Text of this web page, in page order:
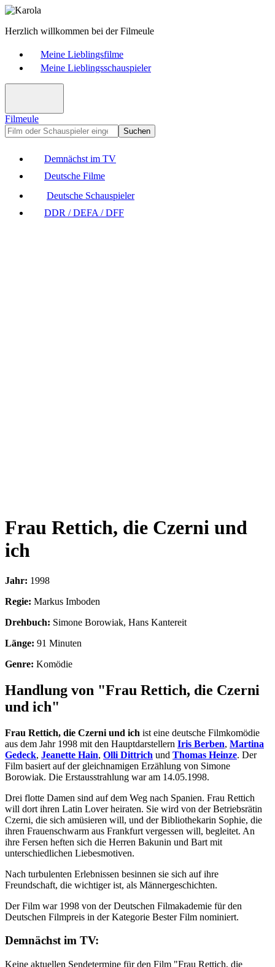
Herzlich willkommen bei der Filmeule
Meine Lieblingsfilme
Meine Lieblingsschauspieler
Filmeule
Suchen
Demnächst im TV
Deutsche Filme
Deutsche Schauspieler
DDR / DEFA / DFF
Frau Rettich, die Czerni und
ich
Jahr: 1998
Regie: Markus Imboden
Drehbuch: Simone Borowiak, Hans Kantereit
Länge: 91 Minuten
Genre: Komödie
Handlung von "Frau Rettich, die Czerni
und ich"
Frau Rettich, die Czerni und ich ist eine deutsche Filmkomödie
aus dem Jahr 1998 mit den Hauptdarstellern Iris Berben, Martina
Gedeck, Jeanette Hain, Olli Dittrich und Thomas Heinze. Der
Film basiert auf der gleichnamigen Erzählung von Simone
Borowiak. Die Erstausstrahlung war am 14.05.1998.
Drei flotte Damen sind auf dem Weg nach Spanien. Frau Rettich
will dort ihren Latin Lover heiraten. Sie wird von der Betriebsrätin
Czerni, die sich amüsieren will, und der Bibliothekarin Sophie, die
ihren Frauenschwarm aus Frankfurt vergessen will, begleitet. An
ihre Fersen heften sich die Herren Bakunin und Bart mit
unterschiedlichen Liebesmotiven.
Nach turbulenten Erlebnissen besinnen sie sich auf ihre
Freundschaft, die wichtiger ist, als Männergeschichten.
Der Film war 1998 von der Deutschen Filmakademie für den
Deutschen Filmpreis in der Kategorie Bester Film nominiert.
Demnächst im TV:
Keine aktuellen Sendetermine für den Film "Frau Rettich, die